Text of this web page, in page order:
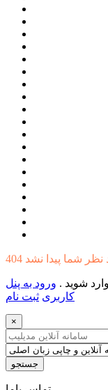
شوید . ورود به پنل
کاربری ثبت نام
×
جستجو